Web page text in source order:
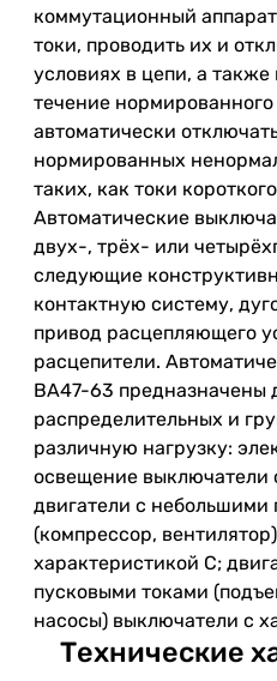
коммутационный
токи, проводить их и
условиях в цепи, а также
течение
автоматически
нормированных
таких, как токи
Автоматические
двух-, трёх- или
следующие
контактную систему,
привод расцепляющего
расцепители.
ВА47-63 предназначены
распределительных и
различную нагрузку:
освещение выключатели
двигатели с небольшими
(компрессор,
характеристикой C;
пусковыми токами
насосы) выключатели с
Технические